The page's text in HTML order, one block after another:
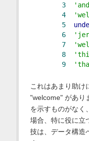
3
4
5
6
7
8
9
これはあまり助け
"welcome" があり
を示すものがなく
場合、特に役に立
技は、データ構造